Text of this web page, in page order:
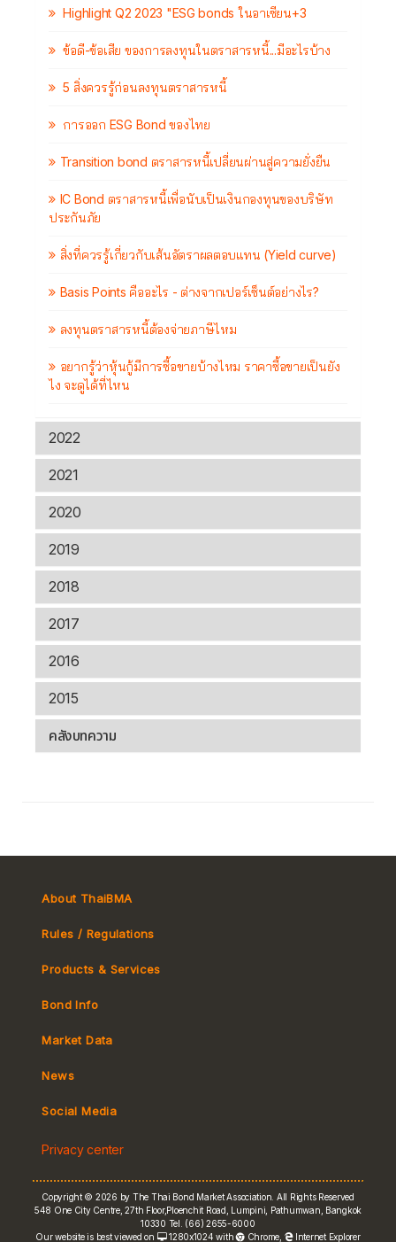
Highlight Q2 2023 "ESG bonds ในอาเซียน+3
ข้อดี-ข้อเสีย ของการลงทุนในตราสารหนี้...มีอะไรบ้าง
5 สิ่งควรรู้ก่อนลงทุนตราสารหนี้
การออก ESG Bond ของไทย
Transition bond ตราสารหนี้เปลี่ยนผ่านสู่ความยั่งยืน
IC Bond ตราสารหนี้เพื่อนับเป็นเงินกองทุนของบริษัท
ประกันภัย
สิ่งที่ควรรู้เกี่ยวกับเส้นอัตราผลตอบแทน (Yield curve)
Basis Points คืออะไร - ต่างจากเปอร์เซ็นต์อย่างไร?
ลงทุนตราสารหนี้ต้องจ่ายภาษีไหม
อยากรู้ว่าหุ้นกู้มีการซื้อขายบ้างไหม ราคาซื้อขายเป็นยัง
ไง จะดูได้ที่ไหน
2022
2021
2020
2019
2018
2017
2016
2015
คลังบทความ
About ThaiBMA
Rules / Regulations
Tax
Products & Services
MeBond
e-bookbuilding
Bond Info
Market Data
Yield Curve
News
Social Media
Privacy center
Copyright © 2026 by The Thai Bond Market Association. All Rights Reserved
548 One City Centre, 27th Floor,Ploenchit Road, Lumpini, Pathumwan, Bangkok
10330 Tel. (66) 2655-6000
Our website is best viewed on
1280x1024 with Chrome Internet Explorer